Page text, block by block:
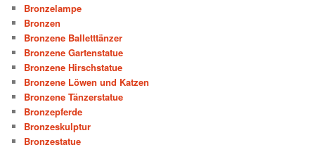
Bronzelampe
Bronzen
Bronzene Balletttänzer
Bronzene Gartenstatue
Bronzene Hirschstatue
Bronzene Löwen und Katzen
Bronzene Tänzerstatue
Bronzepferde
Bronzeskulptur
Bronzestatue